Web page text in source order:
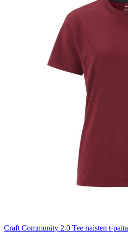
Craft Community 2.0 Tee naisten t-paita